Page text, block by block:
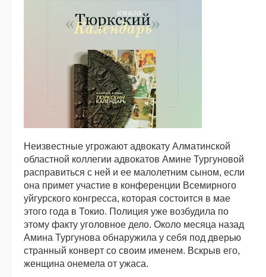
Неизвестные угрожают адвокату Алматинской
областной коллегии адвокатов Амине Тургуновой
расправиться с ней и ее малолетним сыном, если
она примет участие в конференции Всемирного
уйгурского конгресса, которая состоится в мае
этого года в Токио. Полиция уже возбудила по
этому факту уголовное дело. Около месяца назад
Амина Тургунова обнаружила у себя под дверью
странный конверт со своим именем. Вскрыв его,
женщина онемела от ужаса.